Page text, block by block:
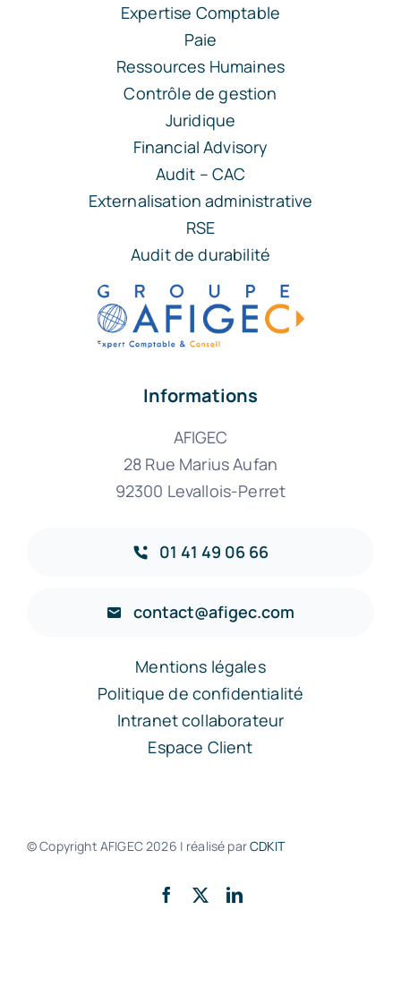
Expertise Comptable
Paie
Ressources Humaines
Contrôle de gestion
Juridique
Financial Advisory
Audit – CAC
Externalisation administrative
RSE
Audit de durabilité
Informations
AFIGEC
28 Rue Marius Aufan
92300 Levallois-Perret
01 41 49 06 66
contact@afigec.com
Mentions légales
Politique de confidentialité
Intranet collaborateur
Espace Client
© Copyright AFIGEC2026 | réalisé parCDKIT